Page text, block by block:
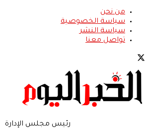
من نحن
سياسة الخصوصية
سياسة النشر
تواصل معنا
رئيس مجلس الإدارة